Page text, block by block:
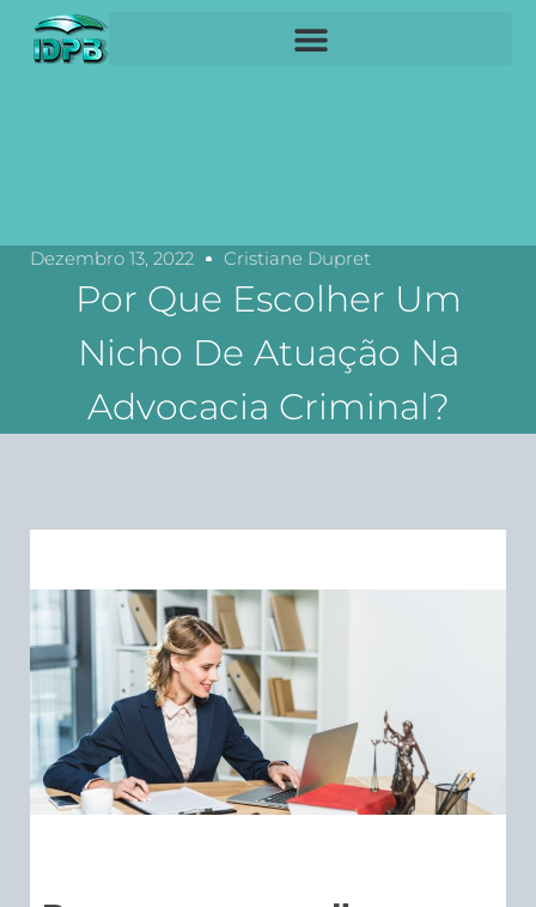
Dezembro 13, 2022 Cristiane Dupret
Por Que Escolher Um
Nicho De Atuação Na
Advocacia Criminal?